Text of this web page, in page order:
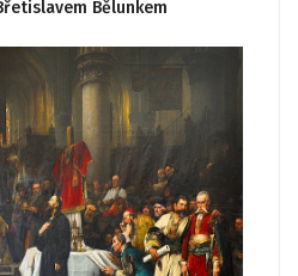
Bělunkem